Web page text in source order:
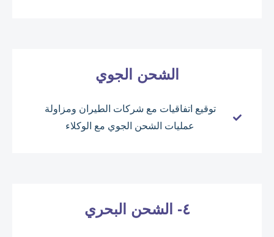
الشحن الجوي
توقيع اتفاقيات مع شركات الطيران ومزاولة
عمليات الشحن الجوي مع الوكلاء